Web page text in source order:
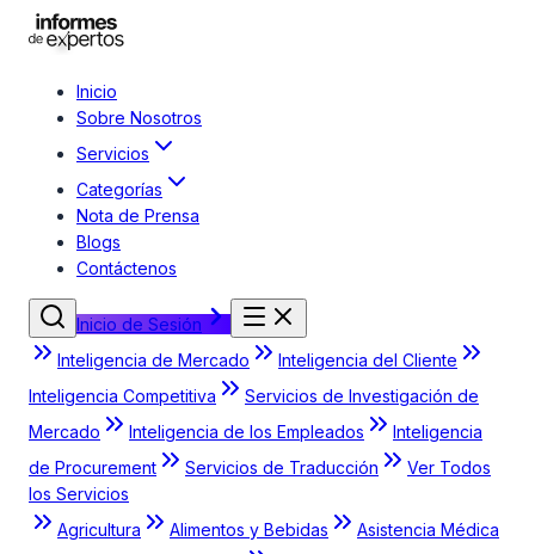
Inicio
Sobre Nosotros
Servicios
Categorías
Nota de Prensa
Blogs
Contáctenos
Inicio de Sesión
Inteligencia de Mercado
Inteligencia del Cliente
Inteligencia Competitiva
Servicios de Investigación de
Mercado
Inteligencia de los Empleados
Inteligencia
de Procurement
Servicios de Traducción
Ver Todos
los Servicios
Agricultura
Alimentos y Bebidas
Asistencia Médica